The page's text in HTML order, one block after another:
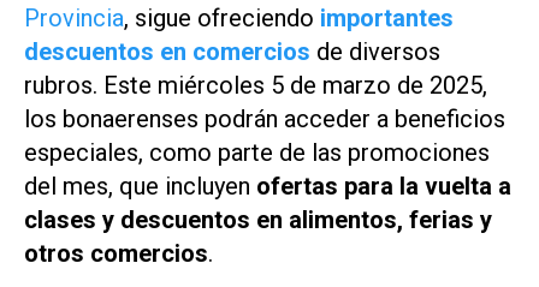
Provincia, sigue ofreciendo importantes
descuentos en comercios de diversos
rubros. Este miércoles 5 de marzo de 2025,
los bonaerenses podrán acceder a beneficios
especiales, como parte de las promociones
del mes, que incluyen ofertas para la vuelta a
clases y descuentos en alimentos, ferias y
otros comercios.